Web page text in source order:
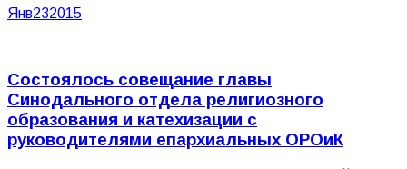
Янв232015
Состоялось совещание главы
Синодального отдела религиозного
образования и катехизации с
руководителями епархиальных ОРОиК